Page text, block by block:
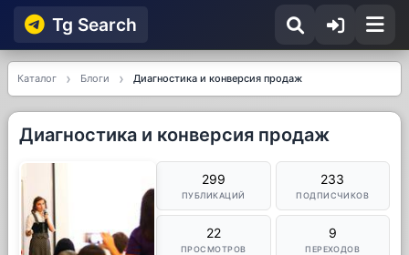
Tg Searсh
Каталог Блоги Диагностика и конверсия продаж
Диагностика и конверсия продаж
299
ПУБЛИКАЦИЙ
233
ПОДПИСЧИКОВ
22
ПРОСМОТРОВ
9
ПЕРЕХОДОВ